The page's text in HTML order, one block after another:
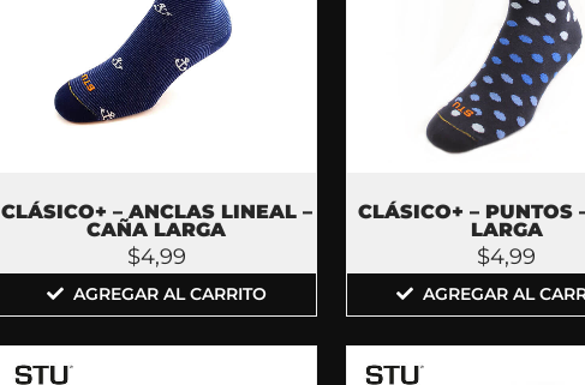
CLÁSICO+ – ANCLAS LINEAL –
CAÑA LARGA
$4,99
AGREGAR AL CARRITO
CLÁSICO+ – PUNTOS
LARGA
$4,99
AGREGAR AL